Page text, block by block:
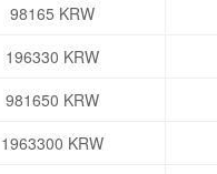
98165 KRW
196330 KRW
981650 KRW
1963300 KRW